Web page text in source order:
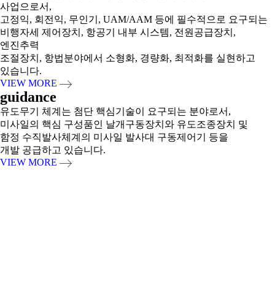
사업으로서,
고정익, 회전익, 무인기, UAM/AAM 등에 필수적으로 요구되는
비행자세 제어장치, 항공기 내부 시스템, 전원공급장치,
엔진추력
조절장치, 항법분야에서 소형화, 경량화, 최적화를 실현하고
있습니다.
VIEW MORE
guidance
유도무기 체계는 첨단 핵심기술이 요구되는 분야로서,
미사일의 핵심 구성품인 날개구동장치와 유도조종장치 및
함정 수직발사체계의 미사일 발사대 구동제어기 등을
개발 공급하고 있습니다.
VIEW MORE